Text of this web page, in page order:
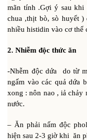
mãn tính .Gợi ý sau khi
chua ,thịt bò, sò huyết
nhiều histidin vào cơ thể
2. Nhiễm độc thức ăn
-Nhễm độc dứa do từ
ngấm vào các quả dứa
xong : nôn nao , iả chảy
nước.
– Ăn phải nấm độc
hiện sau 2-3 giờ khi ăn